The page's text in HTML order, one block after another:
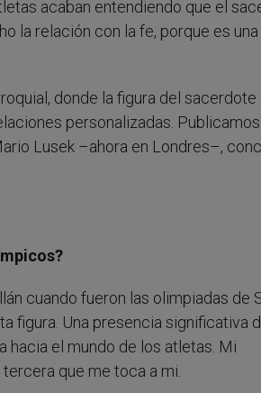
acaban entendiendo que el
la relación con la fe, porque es una
donde la figura del sacerdote
personalizadas.
Lusek –ahora en Londres–,
cuando fueron las olimpiadas de
figura. Una presencia significativa
hacia el mundo de los atletas. Mi
que me toca a mi.